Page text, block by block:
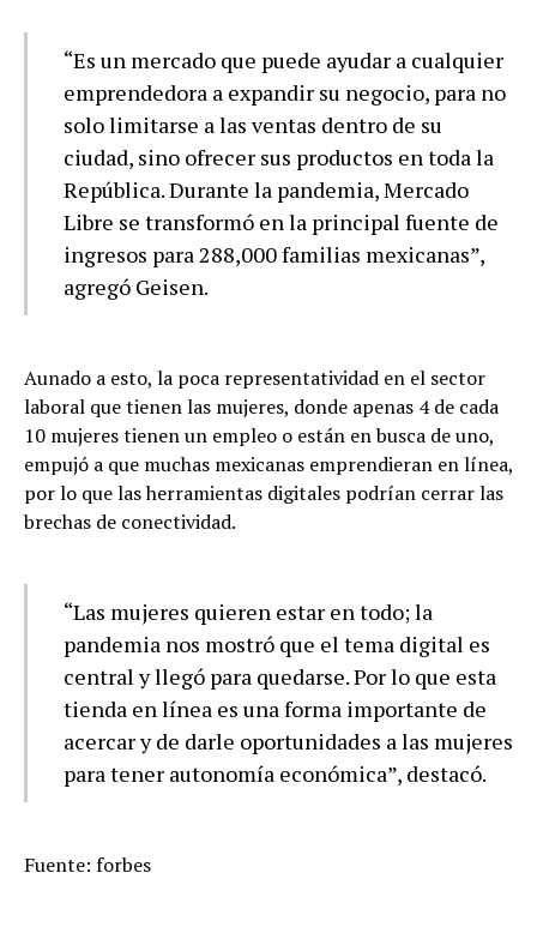
“Es un mercado que puede ayudar a cualquier
emprendedora a expandir su negocio, para no
solo limitarse a las ventas dentro de su
ciudad, sino ofrecer sus productos en toda la
República. Durante la pandemia, Mercado
Libre se transformó en la principal fuente de
ingresos para 288,000 familias mexicanas”,
agregó Geisen.
Aunado a esto, la poca representatividad en el sector
laboral que tienen las mujeres, donde apenas 4 de cada
10 mujeres tienen un empleo o están en busca de uno,
empujó a que muchas mexicanas emprendieran en línea,
por lo que las herramientas digitales podrían cerrar las
brechas de conectividad.
“Las mujeres quieren estar en todo; la
pandemia nos mostró que el tema digital es
central y llegó para quedarse. Por lo que esta
tienda en línea es una forma importante de
acercar y de darle oportunidades a las mujeres
para tener autonomía económica”, destacó.
Fuente: forbes